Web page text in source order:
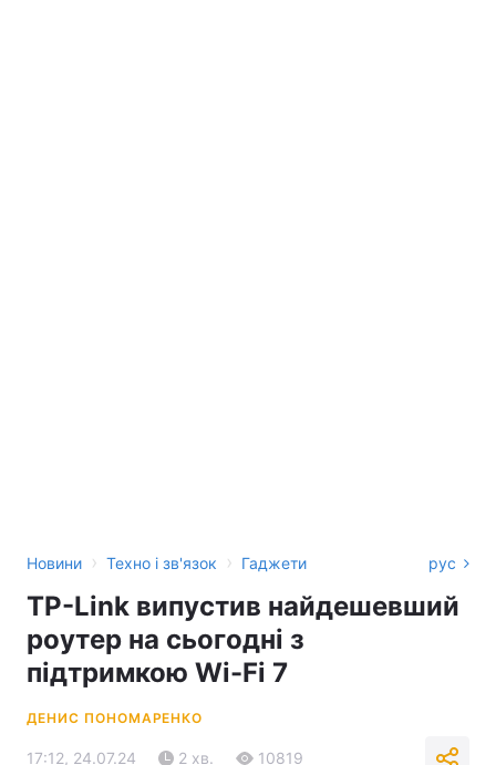
Новини › Техно і зв'язок › Гаджети рус
TP-Link випустив найдешевший
роутер на сьогодні з
підтримкою Wi-Fi 7
ДЕНИС ПОНОМАРЕНКО
17:12, 24.07.24 2 хв. 10819